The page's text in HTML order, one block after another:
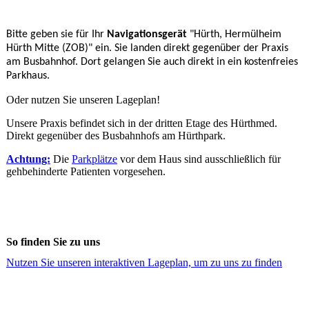
Bitte geben sie für Ihr Navigationsgerät "Hürth, Hermülheim
Hürth Mitte (ZOB)" ein. Sie landen direkt gegenüber der Praxis
am Busbahnhof. Dort gelangen Sie auch direkt in ein kostenfreies
Parkhaus.
Oder nutzen Sie unseren Lageplan!
Unsere Praxis befindet sich in der dritten Etage des Hürthmed.
Direkt gegenüber des Busbahnhofs am Hürthpark.
Achtung: Die Parkplätzevor dem Haus sind ausschließlich für
gehbehinderte Patienten vorgesehen.
So finden Sie zu uns
Nutzen Sie unseren interaktiven La­ge­plan, um zu uns zu finden